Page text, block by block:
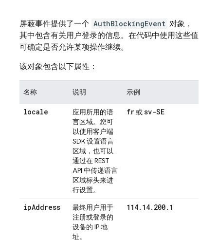
屏蔽事件提供了一个 AuthBlockingEvent 对象，
其中包含有关用户登录的信息。在代码中使用这些值
可确定是否允许某项操作继续。
该对象包含以下属性：
名称 说明 示例
locale
应用所用的语
言区域。您可
以使用客户端
SDK 设置语言
区域，也可以
通过在 REST
API 中传递语言
区域标头来进
行设置。
fr或sv-SE
ipAddress
最终用户用于
注册或登录的
设备的 IP 地
址。
114. 14. 200. 1